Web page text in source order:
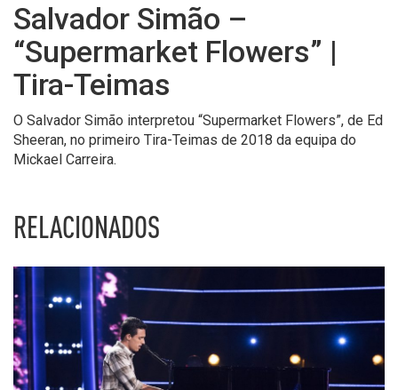
Salvador Simão –
“Supermarket Flowers” |
Tira-Teimas
O Salvador Simão interpretou “Supermarket Flowers”, de Ed
Sheeran, no primeiro Tira-Teimas de 2018 da equipa do
Mickael Carreira.
RELACIONADOS